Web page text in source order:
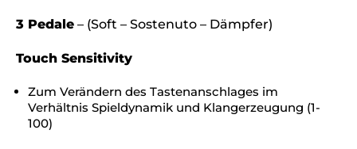
3 Pedale – (Soft – Sostenuto – Dämpfer)
Touch Sensitivity
Zum Verändern des Tastenanschlages im
Verhältnis Spieldynamik und Klangerzeugung (1-
100)